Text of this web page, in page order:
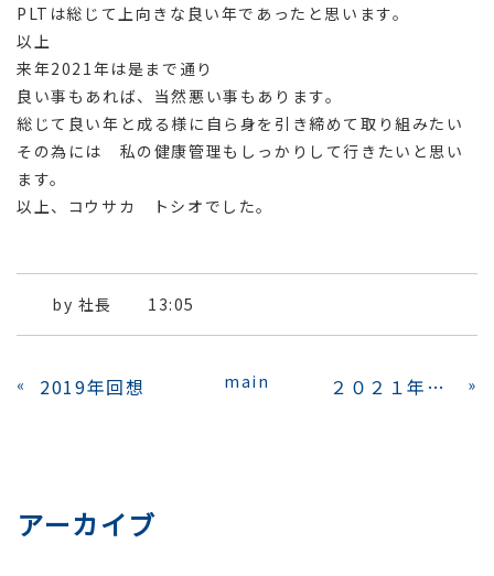
PLTは総じて上向きな良い年であったと思います。
以上
来年2021年は是まで通り
良い事もあれば、当然悪い事もあります。
総じて良い年と成る様に自ら身を引き締めて取り組みたい
その為には 私の健康管理もしっかりして行きたいと思い
ます。
以上、コウサカ トシオでした。
by 社長 13:05
« 2019年回想 main ２０２１年 年頭指針(訓示） »
アーカイブ